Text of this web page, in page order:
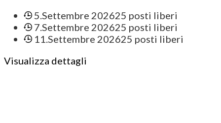
5.Settembre 202625 posti liberi
7.Settembre 202625 posti liberi
11.Settembre 202625 posti liberi
Visualizza dettagli